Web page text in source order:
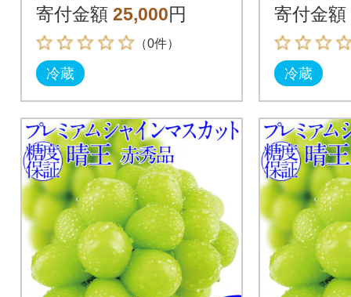
約600g 赤秀品 岡山県
産
寄付金額 25,000円
（0件）
冷蔵
約650g
産
寄付金額
冷蔵